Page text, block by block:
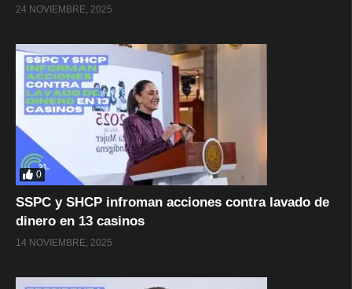
24 NOVIEMBRE, 2025
0
SSPC y SHCP infroman acciones contra lavado de
dinero en 13 casinos
14 NOVIEMBRE, 2025